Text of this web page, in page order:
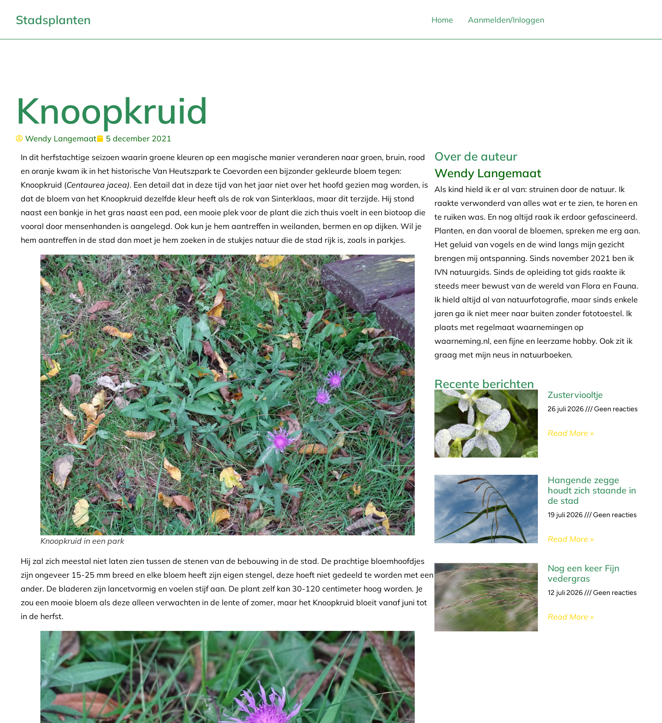
Stadsplanten Home Aanmelden/Inloggen
Knoopkruid
Wendy Langemaat
5 december 2021
In dit herfstachtige seizoen waarin groene kleuren op een magische manier veranderen naar groen, bruin, rood
en oranje kwam ik in het historische Van Heutszpark te Coevorden een bijzonder gekleurde bloem tegen:
Knoopkruid (Centaurea jacea). Een detail dat in deze tijd van het jaar niet over het hoofd gezien mag worden, is
dat de bloem van het Knoopkruid dezelfde kleur heeft als de rok van Sinterklaas, maar dit terzijde. Hij stond
naast een bankje in het gras naast een pad, een mooie plek voor de plant die zich thuis voelt in een biotoop die
vooral door mensenhanden is aangelegd. Ook kun je hem aantreffen in weilanden, bermen en op dijken. Wil je
hem aantreffen in de stad dan moet je hem zoeken in de stukjes natuur die de stad rijk is, zoals in parkjes.
Knoopkruid in een park
Hij zal zich meestal niet laten zien tussen de stenen van de bebouwing in de stad. De prachtige bloemhoofdjes
zijn ongeveer 15-25 mm breed en elke bloem heeft zijn eigen stengel, deze hoeft niet gedeeld te worden met een
ander. De bladeren zijn lancetvormig en voelen stijf aan. De plant zelf kan 30-120 centimeter hoog worden. Je
zou een mooie bloem als deze alleen verwachten in de lente of zomer, maar het Knoopkruid bloeit vanaf juni tot
in de herfst.
Over de auteur
Wendy Langemaat
Als kind hield ik er al van: struinen door de natuur. Ik
raakte verwonderd van alles wat er te zien, te horen en
te ruiken was. En nog altijd raak ik erdoor gefascineerd.
Planten, en dan vooral de bloemen, spreken me erg aan.
Het geluid van vogels en de wind langs mijn gezicht
brengen mij ontspanning. Sinds november 2021 ben ik
IVN natuurgids. Sinds de opleiding tot gids raakte ik
steeds meer bewust van de wereld van Flora en Fauna.
Ik hield altijd al van natuurfotografie, maar sinds enkele
jaren ga ik niet meer naar buiten zonder fototoestel. Ik
plaats met regelmaat waarnemingen op
waarneming.nl, een fijne en leerzame hobby. Ook zit ik
graag met mijn neus in natuurboeken.
Recente berichten
Zusterviooltje
26 juli 2026 Geen reacties
Read More »
Hangende zegge
houdt zich staande in
de stad
19 juli 2026 Geen reacties
Read More »
Nog een keer Fijn
vedergras
12 juli 2026 Geen reacties
Read More »